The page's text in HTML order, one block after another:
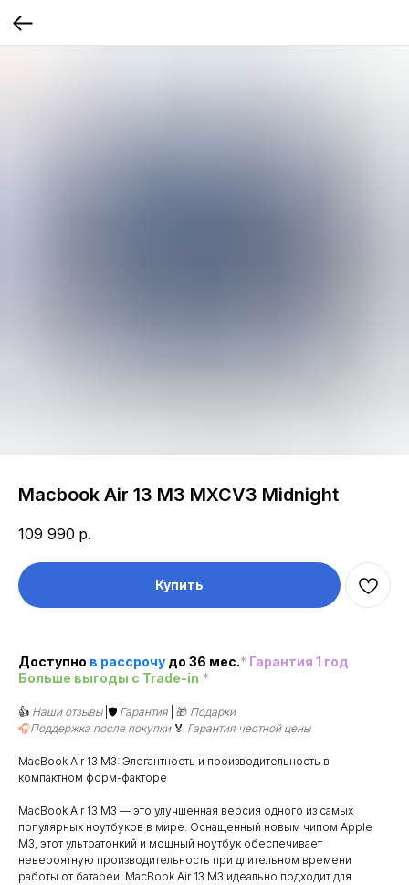
Macbook Air 13 M3 MXCV3 Midnight
109 990 р.
Купить
Доступно в рассрочу до 36 мес.* Гарантия 1 год
Больше выгоды c Trade-in *
👍 Наши отзывы |🛡️ Гарантия 🎁 Подарки
🎧Поддержка после покупки 🏅 Гарантия честной цены
MacBook Air 13 M3: Элегантность и производительность в
компактном форм-факторе
MacBook Air 13 M3 — это улучшенная версия одного из самых
популярных ноутбуков в мире. Оснащенный новым чипом Apple
M3, этот ультратонкий и мощный ноутбук обеспечивает
невероятную производительность при длительном времени
работы от батареи. MacBook Air 13 M3 идеально подходит для